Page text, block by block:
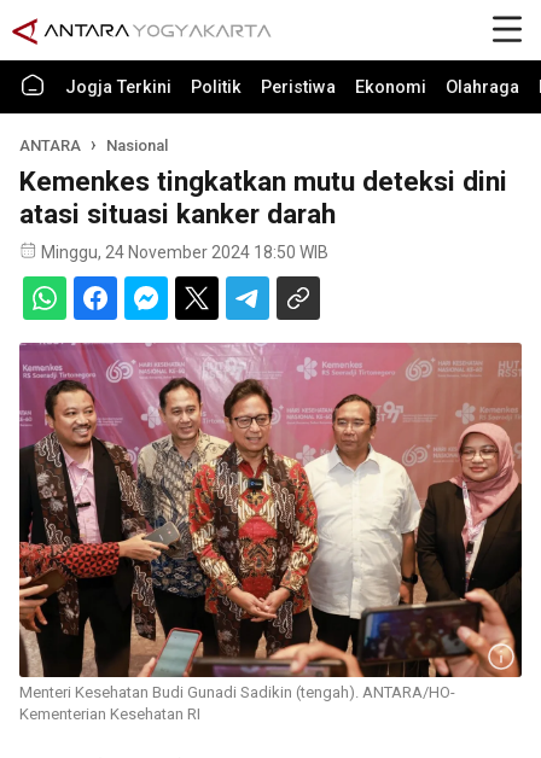
Jogja Terkini Politik Peristiwa Ekonomi Olahraga
ANTARA Nasional
Kemenkes tingkatkan mutu deteksi dini
atasi situasi kanker darah
Minggu, 24 November 2024 18:50 WIB
Menteri Kesehatan Budi Gunadi Sadikin (tengah). ANTARA/HO-
Kementerian Kesehatan RI